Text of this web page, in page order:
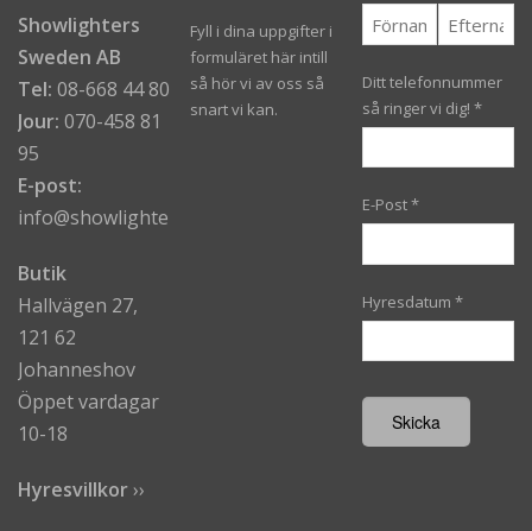
Showlighters
Sweden AB
Tel: 08-668 44 80
Jour: 070-458 81
95
E-post:
info@showlighters.se
Butik
Hallvägen 27,
121 62
Johanneshov
Öppet vardagar
10-18
Hyresvillkor››
Fyll i dina uppgifter i
formuläret här intill
så hör vi av oss så
snart vi kan.
Ditt telefonnummer
så ringer vi dig! *
E-Post*
Hyresdatum *